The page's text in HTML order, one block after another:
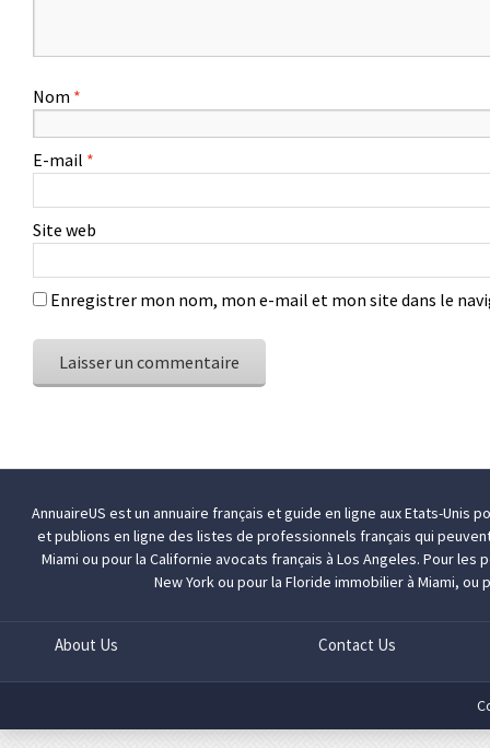
Nom *
E-mail *
Site web
Enregistrer mon nom, mon e-mail et mon site dans le
AnnuaireUS est un annuaire français et guide en ligne aux Etats-Unis
et publions en ligne des listes de professionnels français qui
Miami ou pour la Californieavocats français à Los Angeles. Pour les
New Yorkou pour la Florideimmobilier à Miami, ou
About Us Contact Us